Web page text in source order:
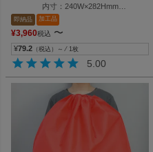
内寸：240W×282Hmm
外寸：240W×400Hmm
即納品 加工品
¥3,960税込 〜
¥79.2 （税込）～ ⁄ 1枚
5.00